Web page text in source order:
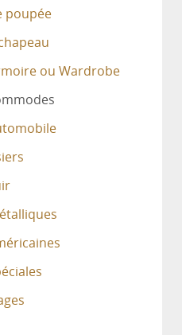
poupée
ou Wardrobe